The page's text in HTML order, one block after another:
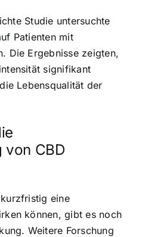
Studie untersuchte
Patienten mit
Die Ergebnisse zeigten,
signifikant
Lebensqualität der
von CBD
eine
können, gibt es noch
Weitere Forschung